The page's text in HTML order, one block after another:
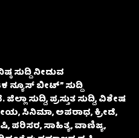
ಸುದ್ದಿ ನೀಡುವ
ಬೀಟ್” ಸುದ್ದಿ
ಸುದ್ದಿ, ಪ್ರಸ್ತುತ ಸುದ್ದಿ, ವಿಶೇಷ
ಸಿನಿಮಾ, ಅಪರಾಧ, ಕ್ರೀಡೆ,
ಪರಿಸರ, ಸಾಹಿತ್ಯ, ವಾಣಿಜ್ಯ,